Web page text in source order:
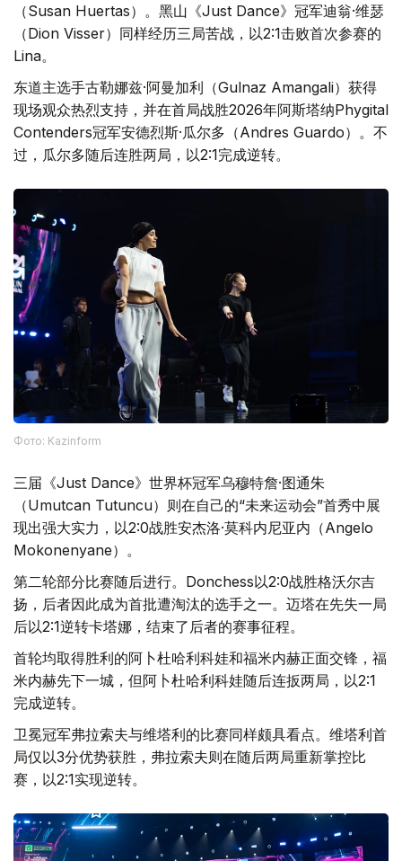
（Susan Huertas）。黑山《Just Dance》冠军迪翁·维瑟
（Dion Visser）同样经历三局苦战，以2:1击败首次参赛的
Lina。
东道主选手古勒娜兹·阿曼加利（Gulnaz Amangali）获得
现场观众热烈支持，并在首局战胜2026年阿斯塔纳Phygital
Contenders冠军安德烈斯·瓜尔多（Andres Guardo）。不
过，瓜尔多随后连胜两局，以2:1完成逆转。
Фото: Kazinform
三届《Just Dance》世界杯冠军乌穆特詹·图通朱
（Umutcan Tutuncu）则在自己的“未来运动会”首秀中展
现出强大实力，以2:0战胜安杰洛·莫科内尼亚内（Angelo
Mokonenyane）。
第二轮部分比赛随后进行。Donchess以2:0战胜格沃尔吉
扬，后者因此成为首批遭淘汰的选手之一。迈塔在先失一局
后以2:1逆转卡塔娜，结束了后者的赛事征程。
首轮均取得胜利的阿卜杜哈利科娃和福米内赫正面交锋，福
米内赫先下一城，但阿卜杜哈利科娃随后连扳两局，以2:1
完成逆转。
卫冕冠军弗拉索夫与维塔利的比赛同样颇具看点。维塔利首
局仅以3分优势获胜，弗拉索夫则在随后两局重新掌控比
赛，以2:1实现逆转。